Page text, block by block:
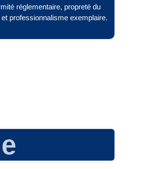
réglementaire, propreté du
professionnalisme exemplaire.